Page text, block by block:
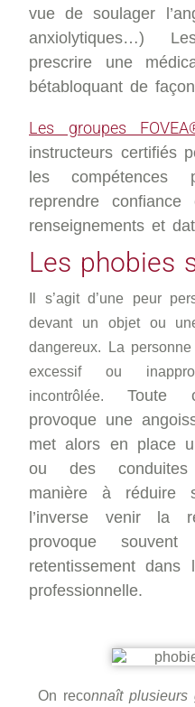
vue de soulager
anxiolytiques…)
prescrire une
bétabloquant de
L es groupes
instructeurs certifiés
les compétences
reprendre
renseignements et
Les phobies
Il s’agit d’une peur
devant un objet ou
dangereux. La
excessif ou
incontrôlée. Toute
provoque une
met alors en place
ou des conduites
manière à réduire
l’inverse venir la
provoque
retentissement
professionnelle.
On reconnaît plusieurs